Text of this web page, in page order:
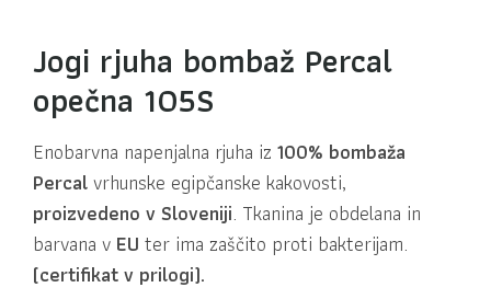
Jogi rjuha bombaž Percal
opečna 105S
Enobarvna napenjalna rjuha iz 100% bombaža
Percalvrhunske egipčanske kakovosti,
proizvedeno v Sloveniji. Tkanina je obdelana in
barvana v EU ter ima zaščito proti bakterijam.
(certifikat v prilogi).